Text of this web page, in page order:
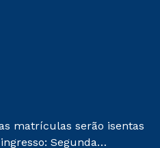
matrículas serão isentas
Segunda